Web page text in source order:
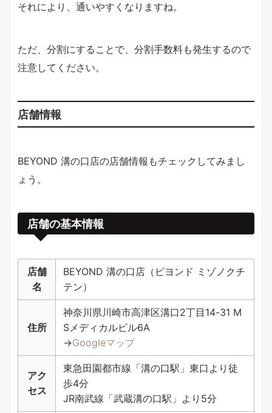
それにより、通いやすくなりますね。
ただ、分割にすることで、分割手数料も発生するので
注意してください。
店舗情報
BEYOND 溝の口店の店舗情報もチェックしてみまし
ょう。
店舗の基本情報
店舗
名
BEYOND 溝の口店（ビヨンド ミゾノクチ
テン）
住所
神奈川県川崎市高津区溝口2丁目14-31 M
Sメディカルビル6A
→Googleマップ
アク
セス
東急田園都市線「溝の口駅」東口より徒
歩4分
JR南武線「武蔵溝の口駅」より5分